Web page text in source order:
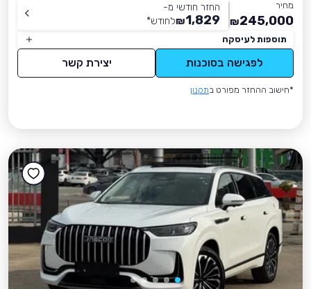
מחיר
245,000
₪
החזר חודשי מ-
1,829
₪לחודש*
תוספות לעיסקה
לפגישה בסוכנות יצירת קשר
*חישוב ההחזר מפורט בתקנון